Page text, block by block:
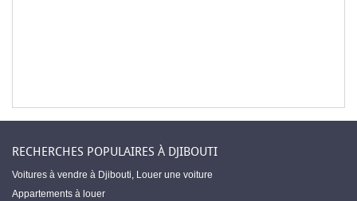
RECHERCHES POPULAIRES À DJIBOUTI
Voitures à vendre à Djibouti, Louer une voiture
Appartements à louer